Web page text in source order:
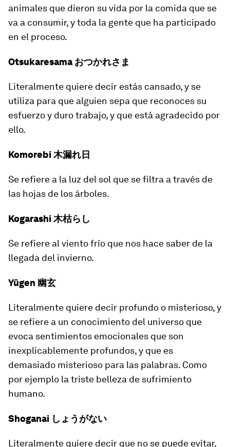
animales que dieron su vida por la comida que se
va a consumir, y toda la gente que ha participado
en el proceso.
Otsukaresama おつかれさま
Literalmente quiere decir estás cansado, y se
utiliza para que alguien sepa que reconoces su
esfuerzo y duro trabajo, y que está agradecido por
ello.
Komorebi 木漏れ日
Se refiere a la luz del sol que se filtra a través de
las hojas de los árboles.
Kogarashi 木枯らし
Se refiere al viento frío que nos hace saber de la
llegada del invierno.
Yūgen 幽玄
Literalmente quiere decir profundo o misterioso, y
se refiere a un conocimiento del universo que
evoca sentimientos emocionales que son
inexplicablemente profundos, y que es
demasiado misterioso para las palabras. Como
por ejemplo la triste belleza de sufrimiento
humano.
Shoganai しょうがない
Literalmente quiere decir que no se puede evitar,